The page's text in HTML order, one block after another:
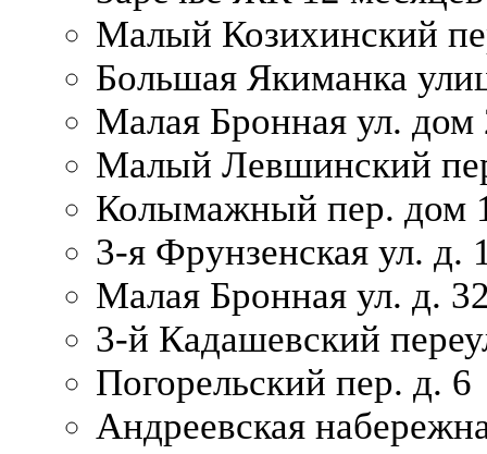
Малый Козихинский
Большая Якиманка
Малая Бронная ул. дом
Малый Левшинский
Колымажный пер. дом
3-я Фрунзенская ул. д.
Малая Бронная ул. д.
3-й Кадашевский
Погорельский пер. д. 6
Андреевская